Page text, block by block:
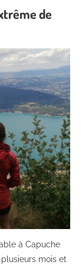
de
à Capuche
mois et